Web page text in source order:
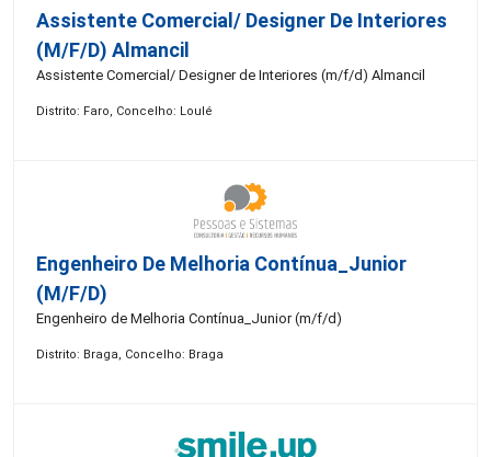
Assistente Comercial/ Designer De Interiores
(m/f/d) Almancil
Assistente Comercial/ Designer de Interiores (m/f/d) Almancil
Distrito: Faro, Concelho: Loulé
Engenheiro De Melhoria Contínua_Junior
(m/f/d)
Engenheiro de Melhoria Contínua_Junior (m/f/d)
Distrito: Braga, Concelho: Braga